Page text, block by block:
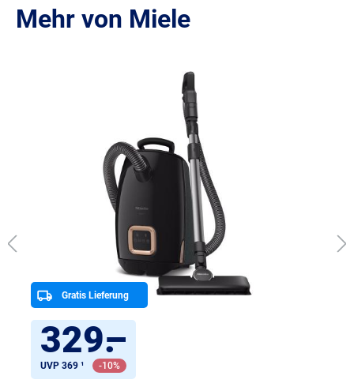
Mehr von Miele
Gratis Lieferung
329.
–
UVP 369 ¹ -10%